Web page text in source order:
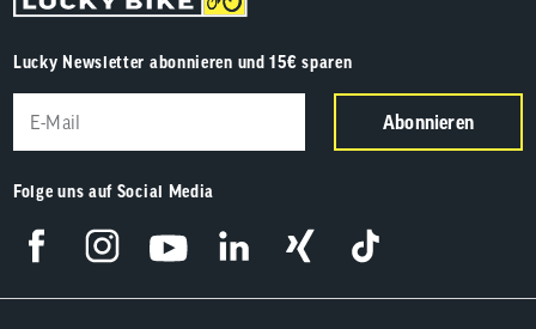
Lucky Newsletter abonnieren und 15€ sparen
Abonnieren
Folge uns auf Social Media